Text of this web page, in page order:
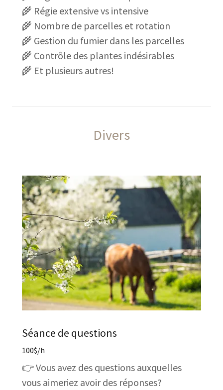
🌾 Régie extensive vs intensive
🌾 Nombre de parcelles et rotation
🌾 Gestion du fumier dans les parcelles
🌾 Contrôle des plantes indésirables
🌾 Et plusieurs autres!
Divers
Séance de questions
100$/h
👉 Vous avez des questions auxquelles
vous aimeriez avoir des réponses?